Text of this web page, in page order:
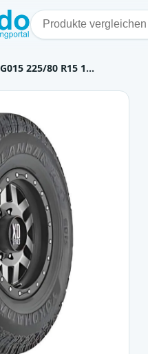
225/80 R15 1…